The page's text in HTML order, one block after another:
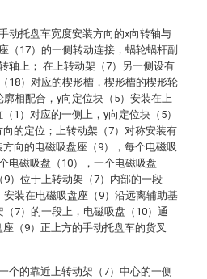
动托盘车宽度安装方向的x向转轴与
（17）的一侧转动连接，蜗轮蜗杆副
轴上； 在上转动架（7）另一侧设有
18）对应的楔形槽，楔形槽的楔形轮
相配合，y向定位块（5）安装在上
1）对应的一侧上，y向定位块（5）
的定位；上转动架（7）对称安装有
向的电磁吸盘座（9），每个电磁吸
电磁吸盘（10），一个电磁吸盘
9）位于上转动架（7）内部的一段
装在电磁吸盘座（9）沿远离辅助基
7）的一段上，电磁吸盘（10）通
（9）正上方的手动托盘车的货叉
个的靠近上转动架（7）中心的一侧